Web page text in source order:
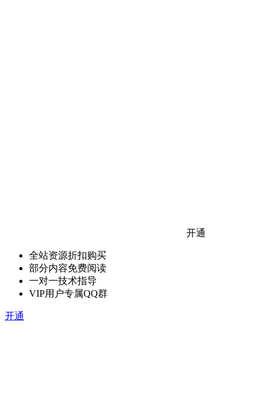
开通
全站资源折扣购买
部分内容免费阅读
一对一技术指导
VIP用户专属QQ群
开通